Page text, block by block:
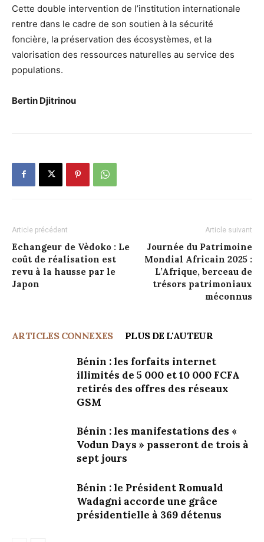
Cette double intervention de l’institution internationale
rentre dans le cadre de son soutien à la sécurité
foncière, la préservation des écosystèmes, et la
valorisation des ressources naturelles au service des
populations.
Bertin Djitrinou
Article précédent
Echangeur de Vèdoko : Le
coût de réalisation est
revu à la hausse par le
Japon
Article suivant
Journée du Patrimoine
Mondial Africain 2025 :
L’Afrique, berceau de
trésors patrimoniaux
méconnus
ARTICLES CONNEXES PLUS DE L'AUTEUR
Bénin : les forfaits internet
illimités de 5 000 et 10 000 FCFA
retirés des offres des réseaux
GSM
Bénin : les manifestations des «
Vodun Days » passeront de trois à
sept jours
Bénin : le Président Romuald
Wadagni accorde une grâce
présidentielle à 369 détenus